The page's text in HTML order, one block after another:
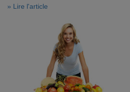
» Lire l'article